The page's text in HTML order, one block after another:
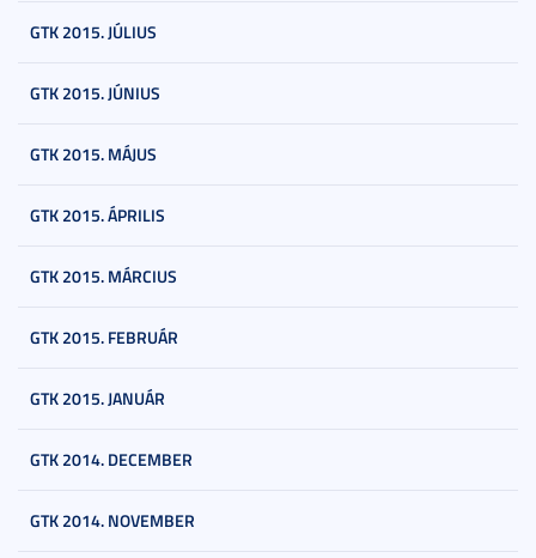
GTK 2015. JÚLIUS
GTK 2015. JÚNIUS
GTK 2015. MÁJUS
GTK 2015. ÁPRILIS
GTK 2015. MÁRCIUS
GTK 2015. FEBRUÁR
GTK 2015. JANUÁR
GTK 2014. DECEMBER
GTK 2014. NOVEMBER